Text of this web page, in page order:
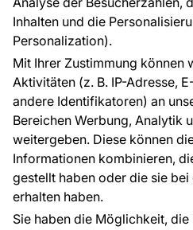
Inhalten und die
Personalization).
Mit Ihrer Zustimmung können
Aktivitäten (z. B. IP-Adresse,
andere Identifikatoren) an
Bereichen Werbung, Analytik
weitergeben. Diese können
Informationen kombinieren,
gestellt haben oder die sie
erhalten haben.
Sie haben die Möglichkeit,
FÜR SIE
Blog
EU-Projekte
Ratschläge und Tipps
FAQ
Kontakt
Haben Sie Fragen? Wir helfen
und beraten Sie persönlich.